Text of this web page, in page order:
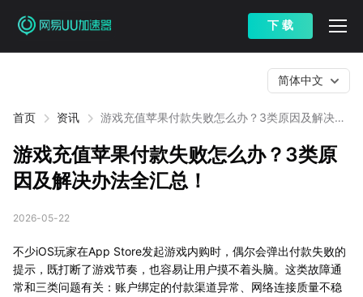
下 载
首页 资讯
游戏充值苹果付款失败怎么办？3类原因及解决办
简体中文
游戏充值苹果付款失败怎么办？3类原
因及解决办法全汇总！
2026-05-22
不少iOS玩家在App Store发起游戏内购时，偶尔会弹出付款失败的
提示，既打断了游戏节奏，也容易让用户摸不着头脑。这类故障通
常和三类问题有关：账户绑定的付款渠道异常、网络连接质量不稳